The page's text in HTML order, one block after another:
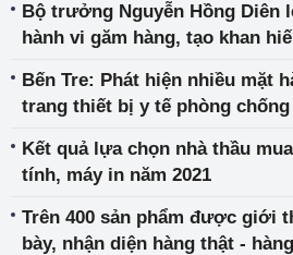
Bộ trưởng Nguyễn Hồng Diên
hành vi găm hàng, tạo khan
Bến Tre: Phát hiện nhiều mặt
trang thiết bị y tế phòng
Kết quả lựa chọn nhà thầu
tính, máy in năm 2021
Trên 400 sản phẩm được giới
bày, nhận diện hàng thật -